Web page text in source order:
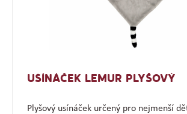
USÍNÁČEK LEMUR PLYŠOVÝ
Plyšový usínáček určený pro nejmenší